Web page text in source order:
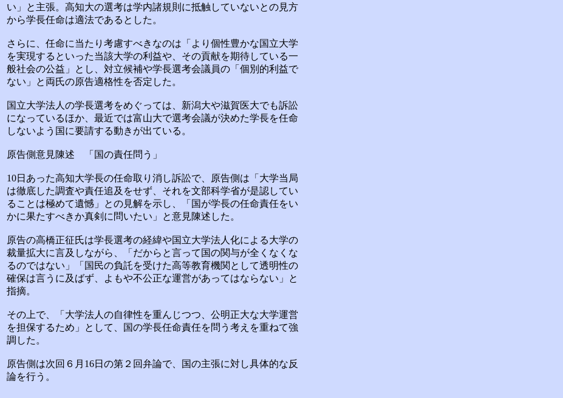
い」と主張。高知大の選考は学内諸規則に抵触していないとの見方
から学長任命は適法であるとした。
さらに、任命に当たり考慮すべきなのは「より個性豊かな国立大学
を実現するといった当該大学の利益や、その貢献を期待している一
般社会の公益」とし、対立候補や学長選考会議員の「個別的利益で
ない」と両氏の原告適格性を否定した。
国立大学法人の学長選考をめぐっては、新潟大や滋賀医大でも訴訟
になっているほか、最近では富山大で選考会議が決めた学長を任命
しないよう国に要請する動きが出ている。
原告側意見陳述 「国の責任問う」
10日あった高知大学長の任命取り消し訴訟で、原告側は「大学当局
は徹底した調査や責任追及をせず、それを文部科学省が是認してい
ることは極めて遺憾」との見解を示し、「国が学長の任命責任をい
かに果たすべきか真剣に問いたい」と意見陳述した。
原告の高橋正征氏は学長選考の経緯や国立大学法人化による大学の
裁量拡大に言及しながら、「だからと言って国の関与が全くなくな
るのではない」「国民の負託を受けた高等教育機関として透明性の
確保は言うに及ばず、よもや不公正な運営があってはならない」と
指摘。
その上で、「大学法人の自律性を重んじつつ、公明正大な大学運営
を担保するため」として、国の学長任命責任を問う考えを重ねて強
調した。
原告側は次回６月16日の第２回弁論で、国の主張に対し具体的な反
論を行う。